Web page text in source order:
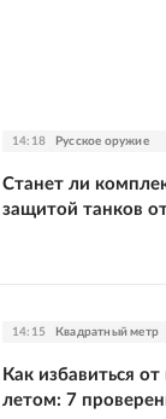
14:18 Русское оружие
Станет ли
защитой танков
14:15 Квадратный метр
Как избавиться
летом: 7